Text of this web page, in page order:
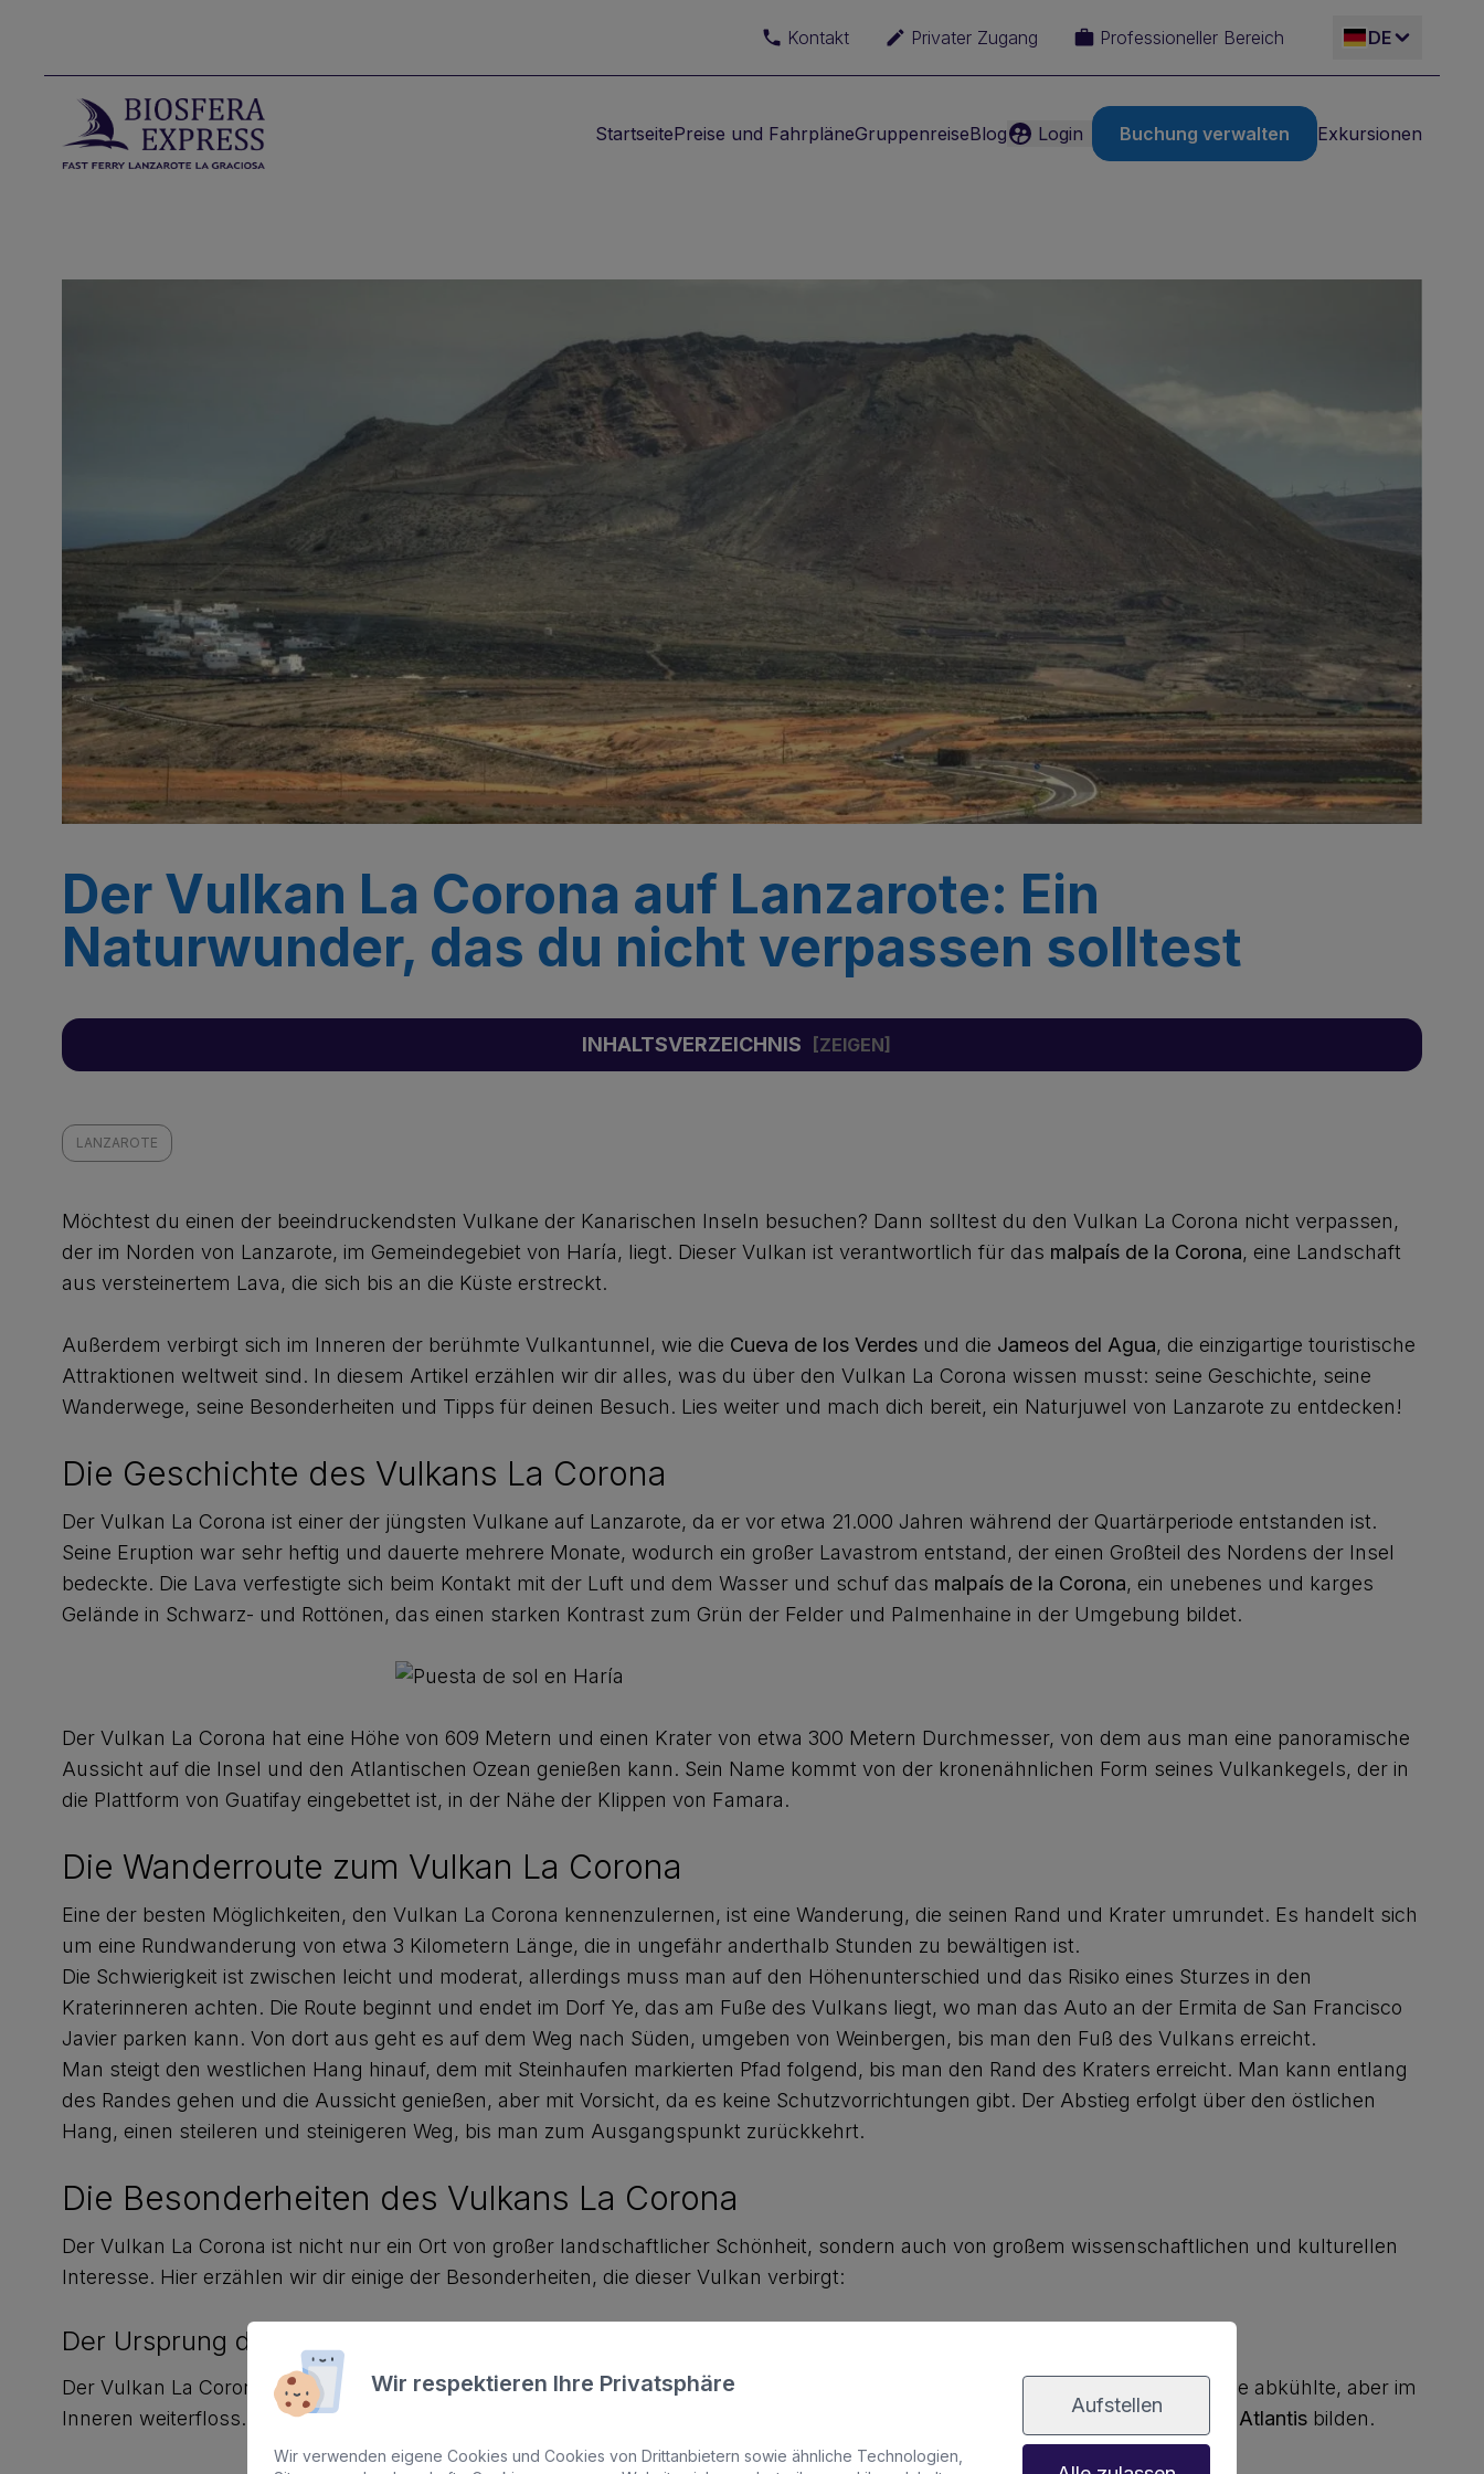
Kontakt Privater Zugang Professioneller Bereich DE
StartseitePreise und FahrpläneGruppenreiseBlog Login Buchung verwalten Exkursionen
Der Vulkan La Corona auf Lanzarote: Ein
Naturwunder, das du nicht verpassen solltest
INHALTSVERZEICHNIS
LANZAROTE
Möchtest du einen der beeindruckendsten Vulkane der Kanarischen Inseln besuchen? Dann solltest du den Vulkan La Corona nicht verpassen,
der im Norden von Lanzarote, im Gemeindegebiet von Haría, liegt. Dieser Vulkan ist verantwortlich für das malpaís de la Corona, eine Landschaft
aus versteinertem Lava, die sich bis an die Küste erstreckt.
Außerdem verbirgt sich im Inneren der berühmte Vulkantunnel, wie die Cueva de los Verdes und die Jameos del Agua, die einzigartige touristische
Attraktionen weltweit sind. In diesem Artikel erzählen wir dir alles, was du über den Vulkan La Corona wissen musst: seine Geschichte, seine
Wanderwege, seine Besonderheiten und Tipps für deinen Besuch. Lies weiter und mach dich bereit, ein Naturjuwel von Lanzarote zu entdecken!
Die Geschichte des Vulkans La Corona
Der Vulkan La Corona ist einer der jüngsten Vulkane auf Lanzarote, da er vor etwa 21.000 Jahren während der Quartärperiode entstanden ist.
Seine Eruption war sehr heftig und dauerte mehrere Monate, wodurch ein großer Lavastrom entstand, der einen Großteil des Nordens der Insel
bedeckte. Die Lava verfestigte sich beim Kontakt mit der Luft und dem Wasser und schuf das malpaís de la Corona, ein unebenes und karges
Gelände in Schwarz- und Rottönen, das einen starken Kontrast zum Grün der Felder und Palmenhaine in der Umgebung bildet.
Der Vulkan La Corona hat eine Höhe von 609 Metern und einen Krater von etwa 300 Metern Durchmesser, von dem aus man eine panoramische
Aussicht auf die Insel und den Atlantischen Ozean genießen kann. Sein Name kommt von der kronenähnlichen Form seines Vulkankegels, der in
die Plattform von Guatifay eingebettet ist, in der Nähe der Klippen von Famara.
Die Wanderroute zum Vulkan La Corona
Eine der besten Möglichkeiten, den Vulkan La Corona kennenzulernen, ist eine Wanderung, die seinen Rand und Krater umrundet. Es handelt sich
um eine Rundwanderung von etwa 3 Kilometern Länge, die in ungefähr anderthalb Stunden zu bewältigen ist.
Die Schwierigkeit ist zwischen leicht und moderat, allerdings muss man auf den Höhenunterschied und das Risiko eines Sturzes in den
Kraterinneren achten. Die Route beginnt und endet im Dorf Ye, das am Fuße des Vulkans liegt, wo man das Auto an der Ermita de San Francisco
Javier parken kann. Von dort aus geht es auf dem Weg nach Süden, umgeben von Weinbergen, bis man den Fuß des Vulkans erreicht.
Man steigt den westlichen Hang hinauf, dem mit Steinhaufen markierten Pfad folgend, bis man den Rand des Kraters erreicht. Man kann entlang
des Randes gehen und die Aussicht genießen, aber mit Vorsicht, da es keine Schutzvorrichtungen gibt. Der Abstieg erfolgt über den östlichen
Hang, einen steileren und steinigeren Weg, bis man zum Ausgangspunkt zurückkehrt.
Die Besonderheiten des Vulkans La Corona
Der Vulkan La Corona ist nicht nur ein Ort von großer landschaftlicher Schönheit, sondern auch von großem wissenschaftlichen und kulturellen
Interesse. Hier erzählen wir dir einige der Besonderheiten, die dieser Vulkan verbirgt:
Der Ursprung der Jameos del Agua und der Cueva de los Verdes
Der Vulkan La Corona ist der Ursprung der längsten Vulkantunnel der Welt, die entstanden sind, als die Lava an der Oberfläche abkühlte, aber im
Inneren weiterfloss. Diese Tunnel sind etwa 8 Kilometer lang, von denen 1,5 Kilometer unter Wasser liegen und denTunnel der Atlantis bilden.
Wir respektieren Ihre Privatsphäre
Wir verwenden eigene Cookies und Cookies von Drittanbietern sowie ähnliche Technologien,
Aufstellen